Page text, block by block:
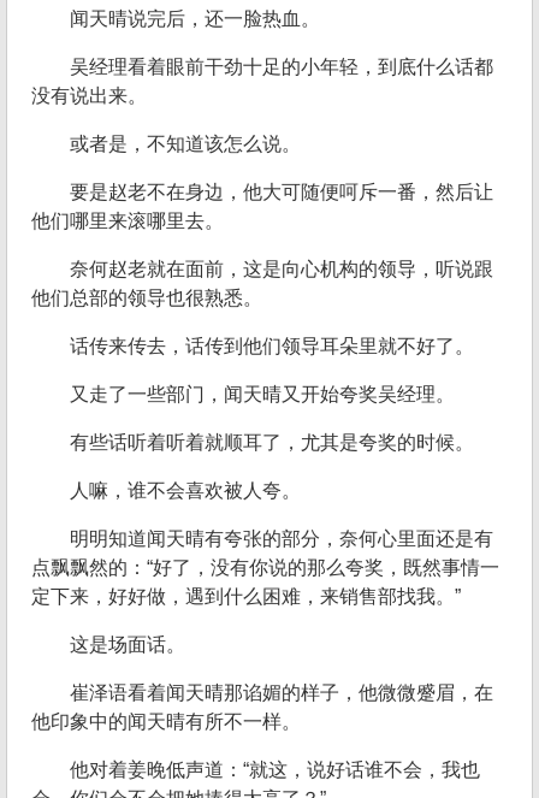
闻天晴说完后，还一脸热血。
吴经理看着眼前干劲十足的小年轻，到底什么话都
没有说出来。
或者是，不知道该怎么说。
要是赵老不在身边，他大可随便呵斥一番，然后让
他们哪里来滚哪里去。
奈何赵老就在面前，这是向心机构的领导，听说跟
他们总部的领导也很熟悉。
话传来传去，话传到他们领导耳朵里就不好了。
又走了一些部门，闻天晴又开始夸奖吴经理。
有些话听着听着就顺耳了，尤其是夸奖的时候。
人嘛，谁不会喜欢被人夸。
明明知道闻天晴有夸张的部分，奈何心里面还是有
点飘飘然的：“好了，没有你说的那么夸奖，既然事情一
定下来，好好做，遇到什么困难，来销售部找我。”
这是场面话。
崔泽语看着闻天晴那谄媚的样子，他微微蹙眉，在
他印象中的闻天晴有所不一样。
他对着姜晚低声道：“就这，说好话谁不会，我也